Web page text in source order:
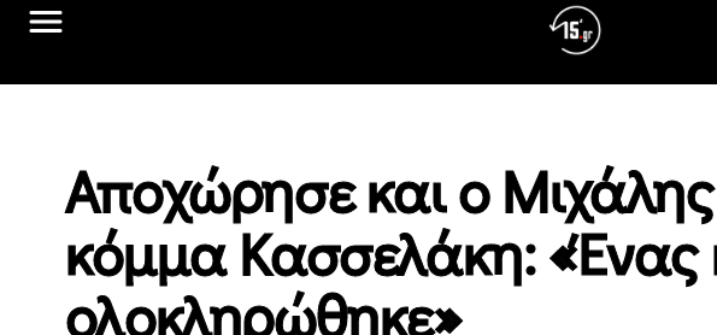
Αποχώρησε και ο
κόμμα Κασσελάκη: «Ένας
ολοκληρώθηκε»